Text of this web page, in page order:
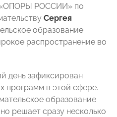
«ОПОРЫ РОССИИ» по
Сергея
образование
распространение во
день зафиксирован
программ в этой сфере.
образование
решает сразу несколько